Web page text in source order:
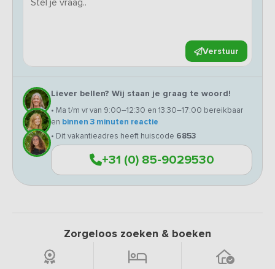
Verstuur
Liever bellen? Wij staan je graag te woord!
• Ma t/m vr van 9:00–12:30 en 13:30–17:00 bereikbaar
en binnen 3 minuten reactie
• Dit vakantieadres heeft huiscode 6853
+31 (0) 85-9029530
Zorgeloos zoeken & boeken